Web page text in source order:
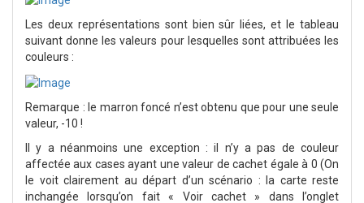
Les deux représentations sont bien sûr liées, et le tableau
suivant donne les valeurs pour lesquelles sont attribuées les
couleurs :
Remarque : le marron foncé n’est obtenu que pour une seule
valeur, -10 !
Il y a néanmoins une exception : il n’y a pas de couleur
affectée aux cases ayant une valeur de cachet égale à 0 (On
le voit clairement au départ d’un scénario : la carte reste
inchangée lorsqu’on fait « Voir cachet » dans l’onglet